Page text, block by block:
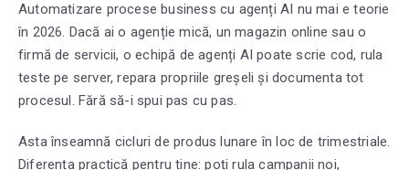
Automatizare procese business cu agenți AI nu mai e teorie
în 2026. Dacă ai o agenție mică, un magazin online sau o
firmă de servicii, o echipă de agenți AI poate scrie cod, rula
teste pe server, repara propriile greșeli și documenta tot
procesul. Fără să-i spui pas cu pas.
Asta înseamnă cicluri de produs lunare în loc de trimestriale.
Diferența practică pentru tine: poți rula campanii noi,